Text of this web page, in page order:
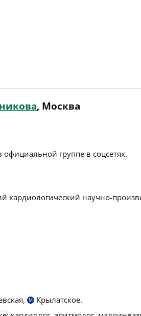
, Москва
группе в соцсетях.
кардиологический научно-
М
Крылатское.